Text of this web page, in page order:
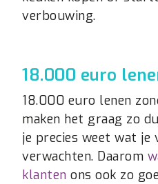
verbouwing.
18.000 euro
18.000 euro lenen
maken het graag zo
je precies weet wat je
verwachten. Daarom
klanten ons ook zo